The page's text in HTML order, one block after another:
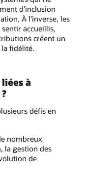
d'inclusion
À l'inverse, les
accueillis,
créent un
fidélité.
à
défis en
nombreux
la gestion des
de